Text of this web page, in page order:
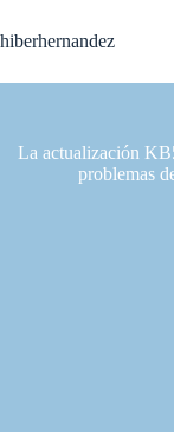
al
contenido
hiberhernandez
La actualización
problemas